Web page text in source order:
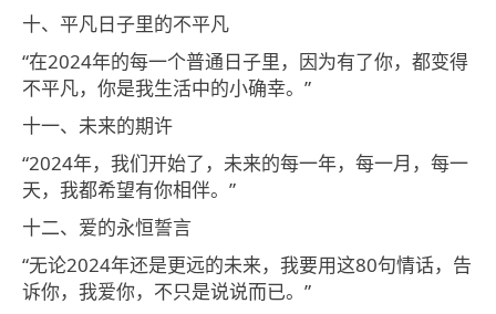
十、平凡日子里的不平凡
“在2024年的每一个普通日子里，因为有了你，都变得
不平凡，你是我生活中的小确幸。”
十一、未来的期许
“2024年，我们开始了，未来的每一年，每一月，每一
天，我都希望有你相伴。”
十二、爱的永恒誓言
“无论2024年还是更远的未来，我要用这80句情话，告
诉你，我爱你，不只是说说而已。”